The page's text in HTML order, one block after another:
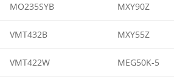
MO235SYB MXY90Z
VMT432B MXY55Z
VMT422W MEG50K-5